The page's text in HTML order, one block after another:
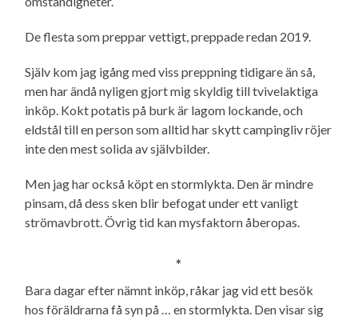
De flesta som preppar vettigt, preppade redan 2019.
Själv kom jag igång med viss preppning tidigare än så,
men har ändå nyligen gjort mig skyldig till tvivelaktiga
inköp. Kokt potatis på burk är lagom lockande, och
eldstål till en person som alltid har skytt campingliv röjer
inte den mest solida av självbilder.
Men jag har också köpt en stormlykta. Den är mindre
pinsam, då dess sken blir befogat under ett vanligt
strömavbrott. Övrig tid kan mysfaktorn åberopas.
*
Bara dagar efter nämnt inköp, råkar jag vid ett besök
hos föräldrarna få syn på … en stormlykta. Den visar sig